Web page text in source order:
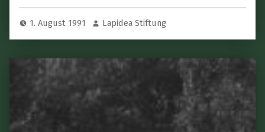
1. August 1991 Lapidea Stiftung